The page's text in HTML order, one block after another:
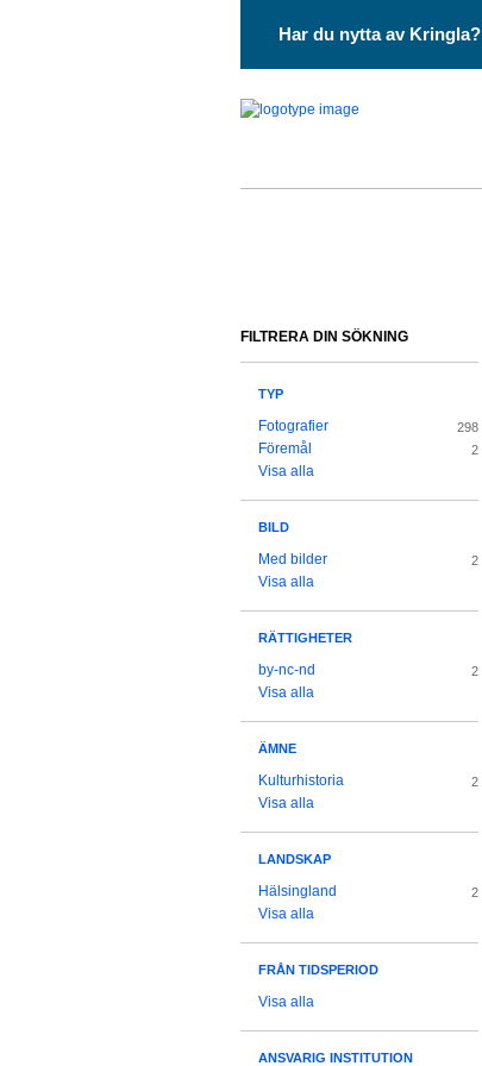
Har du nytta av Kringla?
FILTRERA DIN SÖKNING
TYP
Fotografier 298
Föremål 2
Visa alla
BILD
Med bilder 2
Visa alla
RÄTTIGHETER
by-nc-nd 2
Visa alla
ÄMNE
Kulturhistoria 2
Visa alla
LANDSKAP
Hälsingland 2
Visa alla
FRÅN TIDSPERIOD
Visa alla
ANSVARIG INSTITUTION